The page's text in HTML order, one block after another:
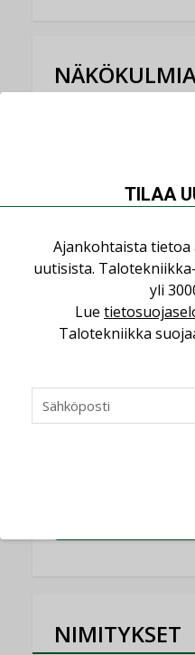
Sähköistäminen
Yli miljoona kotia
KOLUMNI
Miten
Vesi- ja
NIMITYKSET
TILAA
Ajankohtaista tietoa
uutisista.
yli
Lue
Talotekniikka